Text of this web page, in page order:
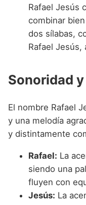
Rafael Jesús
combinar
dos sílabas,
Rafael Jesús,
Sonoridad
El nombre Rafael
y una melodía
y distintamente
Rafael: La
siendo una
fluyen con
Jesús: La